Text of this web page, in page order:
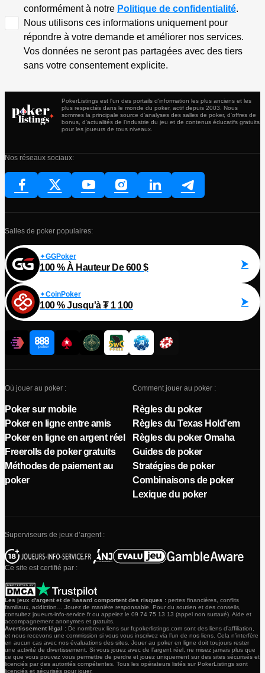
conformément à notre Politique de confidentialité.
Nous utilisons ces informations uniquement pour
répondre à votre demande et améliorer nos services.
Vos données ne seront pas partagées avec des tiers
sans votre consentement explicite.
PokerListings est l'un des portails d'information les plus anciens et les
plus respectés dans le monde du poker, actif depuis 2003. Nous
sommes la principale source d'analyses des salles de poker, d'offres de
bonus, d'actualités de l'industrie du jeu et de contenus éducatifs gratuits
pour les joueurs de tous niveaux.
Nos réseaux sociaux:
Salles de poker populaires:
GGPoker
100 % À Hauteur De 600 $
CoinPoker
100 % Jusqu'à ₮ 1 100
Où jouer au poker :
Poker sur mobile
Poker en ligne entre amis
Poker en ligne en argent réel
Freerolls de poker gratuits
Méthodes de paiement au
poker
Comment jouer au poker :
Règles du poker
Règles du Texas Hold'em
Règles du poker Omaha
Guides de poker
Stratégies de poker
Combinaisons de poker
Lexique du poker
Superviseurs de jeux d’argent :
Ce site est certifié par :
Les jeux d'argent et de hasard comportent des risques : pertes financières, conflits
familiaux, addiction… Jouez de manière responsable. Pour du soutien et des conseils,
consultez joueurs-info-service.fr ou appelez le 09 74 75 13 13 (appel non surtaxé). Aide et
accompagnement anonymes et gratuits.
Avertissement légal : De nombreux liens sur fr.pokerlistings.com sont des liens d’affiliation,
et nous recevons une commission si vous vous inscrivez via l’un de nos liens. Cela n’interfère
en aucun cas avec nos évaluations des sites. Jouer au poker en ligne doit toujours rester
une activité de divertissement. Si vous jouez avec de l’argent réel, ne misez jamais plus que
ce que vous pouvez vous permettre de perdre et jouez uniquement sur des sites sécurisés et
licenciés par des autorités compétentes. Tous les opérateurs listés sur PokerListings sont
licenciés et sécurisés pour jouer.